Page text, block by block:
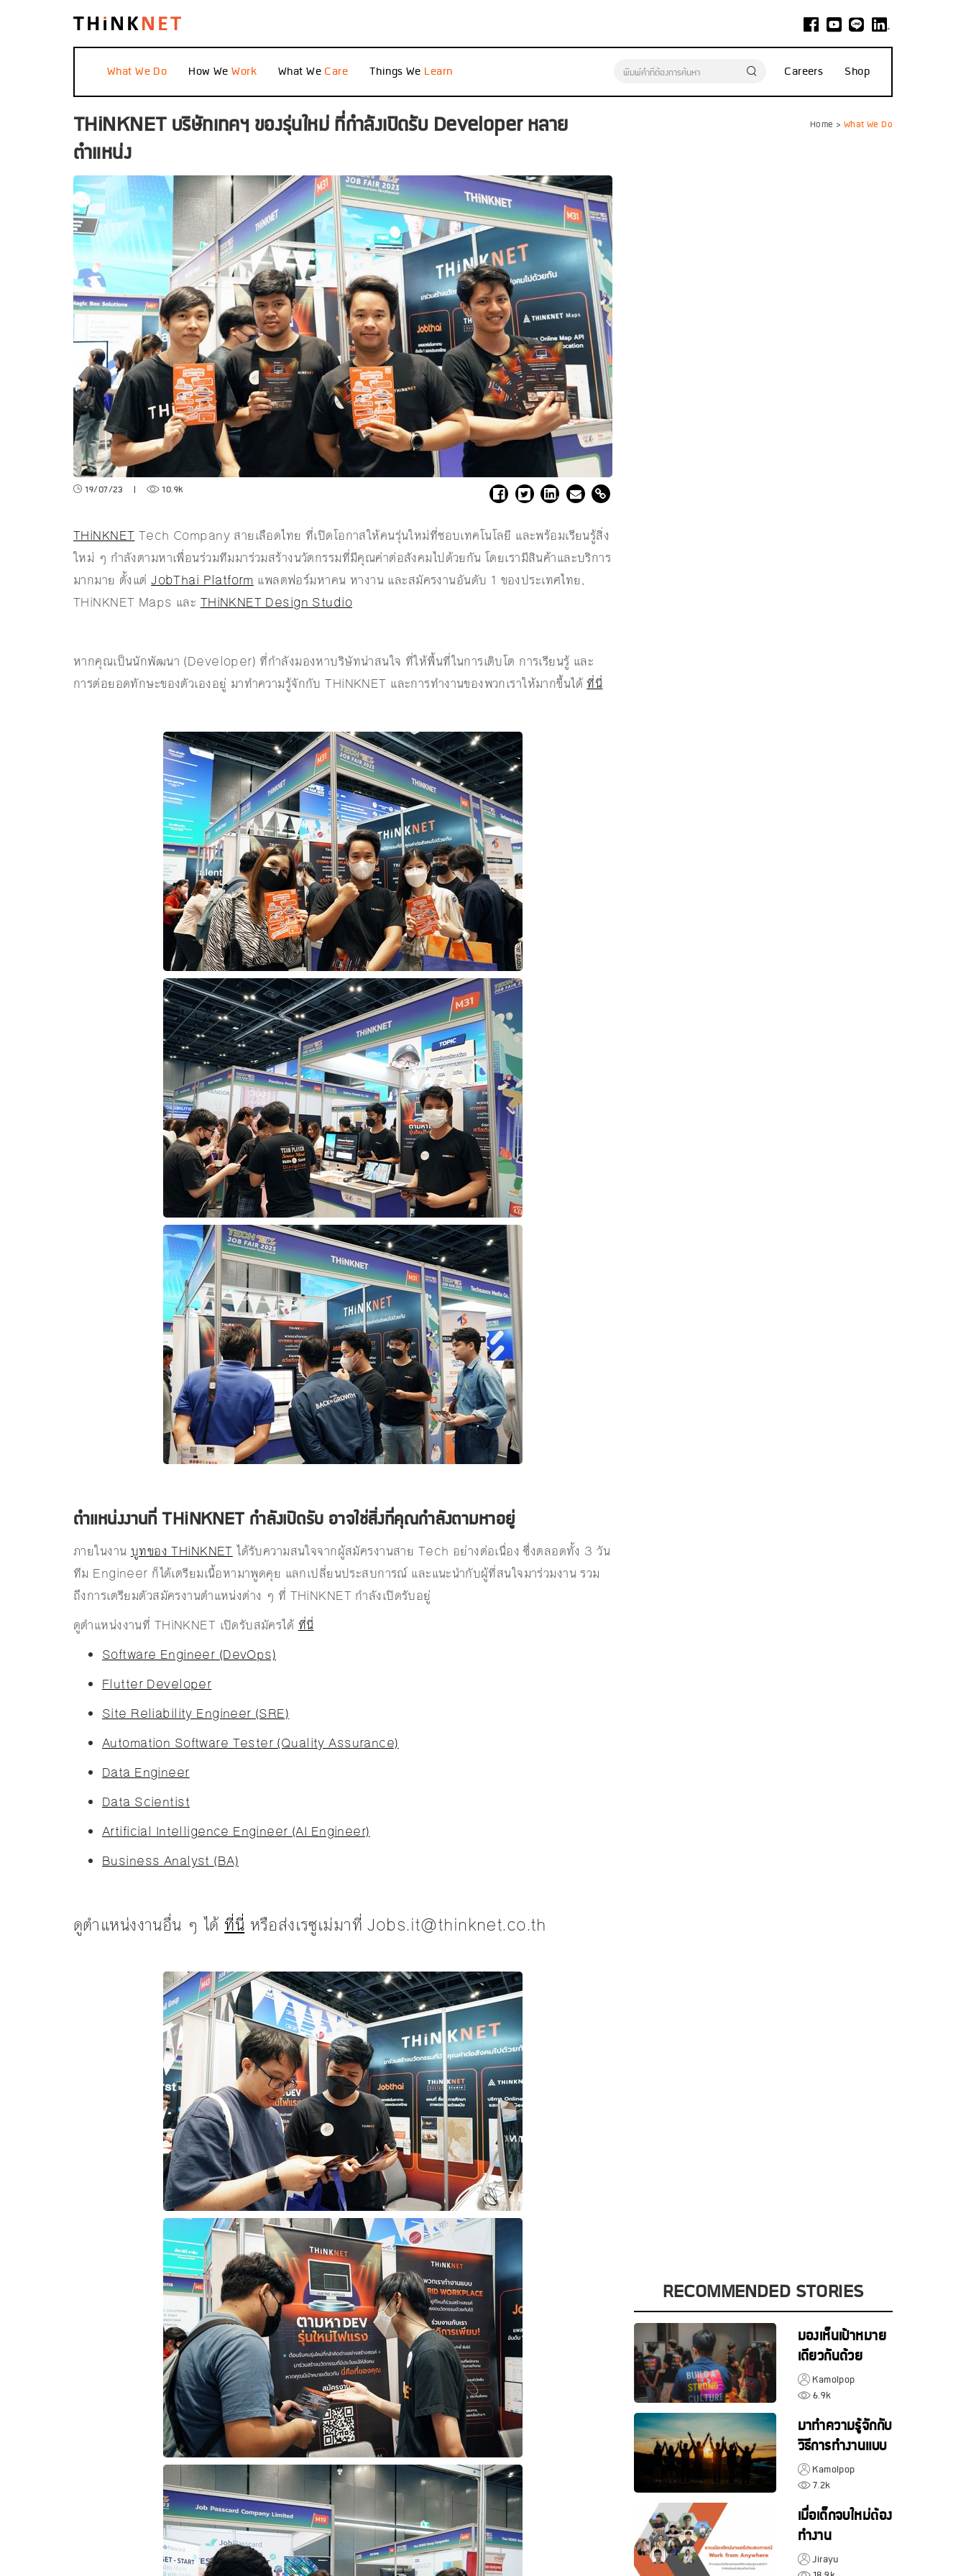
What We How We What We Things We Careers Shop
Home > What We Do
THiNKNET บริษัทเทคฯ ของรุ่นใหม่ ที่กำลังเปิดรับ Developer หลาย
ตำแหน่ง
19/07/23 | 10.9k
THiNKNET Tech Company สายเลือดไทย ที่เปิดโอกาสให้คนรุ่นใหม่ที่ชอบเทคโนโลยี และพร้อมเรียนรู้สิ่ง
ใหม่ ๆ กำลังตามหาเพื่อนร่วมทีมมาร่วมสร้างนวัตกรรมที่มีคุณค่าต่อสังคมไปด้วยกัน โดยเรามีสินค้าและบริการ
มากมาย ตั้งแต่JobThai Platform แพลตฟอร์มหาคน หางาน และสมัครงานอันดับ 1 ของประเทศไทย,
THiNKNET Maps และ THiNKNET Design Studio
หากคุณเป็นนักพัฒนา (Developer) ที่กำลังมองหาบริษัทน่าสนใจ ที่ให้พื้นที่ในการเติบโต การเรียนรู้ และ
การต่อยอดทักษะของตัวเองอยู่ มาทำความรู้จักกับ THiNKNET และการทำงานของพวกเราให้มากขึ้นได้ที่นี่
ตำแหน่งงานที่ THiNKNET กำลังเปิดรับ อาจใช่สิ่งที่คุณกำลังตามหาอยู่
ภายในงาน บูทของ THiNKNET ได้รับความสนใจจากผู้สมัครงานสาย Tech อย่างต่อเนื่อง ซึ่งตลอดทั้ง 3 วัน
ทีม Engineer ก็ได้เตรียมเนื้อหามาพูดคุย แลกเปลี่ยนประสบการณ์ และแนะนำกับผู้ที่สนใจมาร่วมงาน รวม
ถึงการเตรียมตัวสมัครงานตำแหน่งต่าง ๆ ที่ THiNKNET กำลังเปิดรับอยู่
ดูตำแหน่งงานที่ THiNKNET เปิดรับสมัครได้ ที่นี่
Software Engineer (DevOps)
Flutter Developer
Site Reliability Engineer (SRE)
Automation Software Tester (Quality Assurance)
Data Engineer
Data Scientist
Artificial Intelligence Engineer (AI Engineer)
Business Analyst (BA)
ดูตำแหน่งงานอื่น ๆ ได้ที่นี่หรือส่งเรซูเม่มาที่ Jobs.it@thinknet.co.th
RECOMMENDED STORIES
มองเห็นเป้าหมาย
เดียวกันด้วย
THINKNET
ENGINEER
PRINCIPLES
Kamolpop
6.9k
มาทำความรู้จักกับ
วิธีการทำงานแบบ
THINKNET เจาะ
ลึกทุกมุมมองกัน
Kamolpop
7.2k
เมื่อเด็กจบใหม่ต้อง
ทำงาน
แบบ WFA จะ
Jirayu